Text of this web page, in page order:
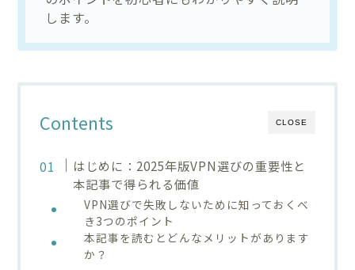
します。
CLOSE
Contents
はじめに：2025年版VPN選びの重要性と
本記事で得られる価値
VPN選びで失敗しないために知っておくべ
き3つのポイント
本記事を読むとどんなメリットがあります
か？